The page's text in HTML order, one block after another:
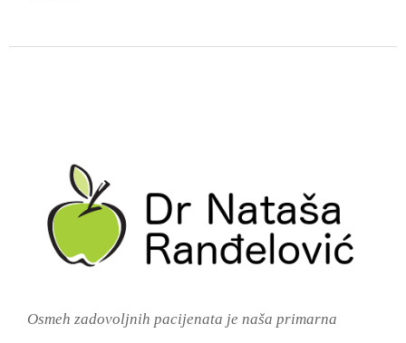
Osmeh zadovoljnih pacijenata je naša primarna